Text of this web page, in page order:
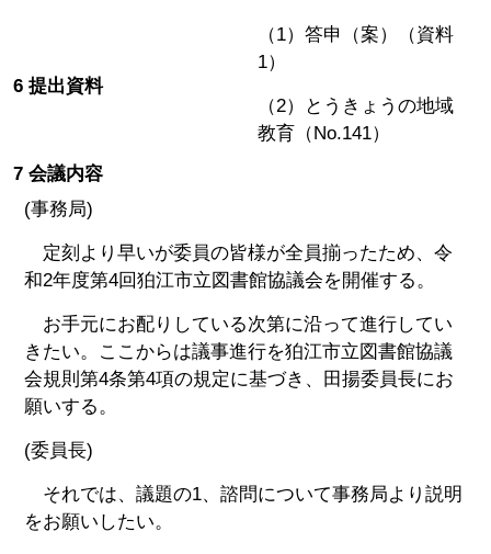
6 提出資料
（1）答申（案）（資料
1）
（2）とうきょうの地域
教育（No.141）
7 会議内容
(事務局)
定刻より早いが委員の皆様が全員揃ったため、令
和2年度第4回狛江市立図書館協議会を開催する。
お手元にお配りしている次第に沿って進行してい
きたい。ここからは議事進行を狛江市立図書館協議
会規則第4条第4項の規定に基づき、田揚委員長にお
願いする。
(委員長)
それでは、議題の1、諮問について事務局より説明
をお願いしたい。